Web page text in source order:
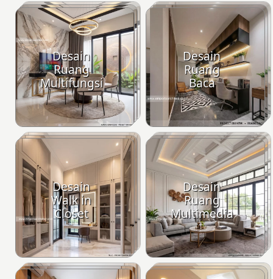
Desain
Ruang
Multifungsi
Desain
Ruang
Baca
Desain
Walk in
Closet
Desain
Ruang
Multimedia